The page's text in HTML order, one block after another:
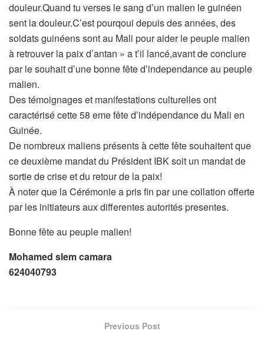
douleur.Quand tu verses le sang d’un malien le guinéen
sent la douleur.C’est pourqoui depuis des années, des
soldats guinéens sont au Mali pour aider le peuple malien
à retrouver la paix d’antan » a t’il lancé,avant de conclure
par le souhait d’une bonne fête d’independance au peuple
malien.
Des témoignages et manifestations culturelles ont
caractérisé cette 58 eme fête d’indépendance du Mali en
Guinée.
De nombreux maliens présents à cette fête souhaitent que
ce deuxième mandat du Président IBK soit un mandat de
sortie de crise et du retour de la paix!
À noter que la Cérémonie a pris fin par une collation offerte
par les initiateurs aux differentes autorités presentes.
Bonne fête au peuple malien!
Mohamed slem camara
624040793
Previous Post